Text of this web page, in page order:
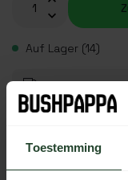
Toestemming
Auf Lager (14)
14 Tage
Bestellungen von